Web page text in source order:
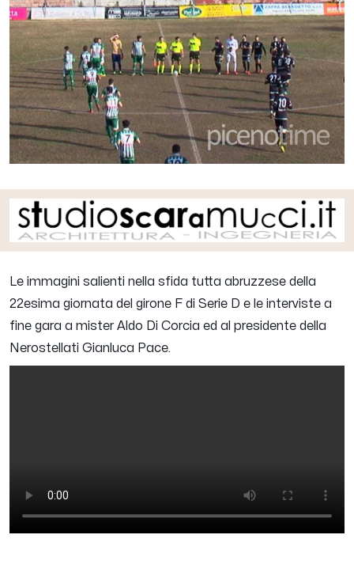
Le immagini salienti nella sfida tutta abruzzese della
22esima giornata del girone F di Serie D e le interviste a
fine gara a mister Aldo Di Corcia ed al presidente della
Nerostellati Gianluca Pace.